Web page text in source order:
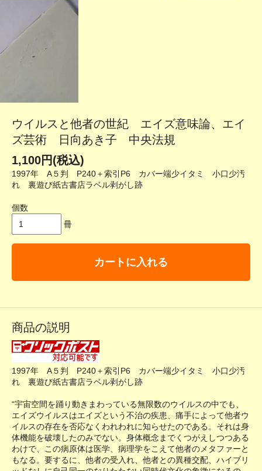
ウイルスと他者の世紀 エイズ意味論、エイ
ズ芸術 日向あき子 中央法規
1,100円(税込)
1997年 A５判 P240＋索引P6 カバー端少イタミ 小口少汚
れ 裏遊び紙古書店ラベル剥がし跡
個数
冊
カートに入れる
商品の説明
1997年 A５判 P240＋索引P6 カバー端少イタミ 小口少汚
れ 裏遊び紙古書店ラベル剥がし跡
“宇宙空間を踊り動きまわっている無限数のウイルスの中でも、
エイズウイルスはエイズという不治の疾患、痛手によって他者ウ
イルスの存在を否応なくわれわれに知らせたのである。それは身
体機能を破壊したのみでない。身体概念までくつがえしつつある
わけで、この病原体は医学、病理学をこえて他者のメタファーと
もなる。要するに、他者の受入れ、他者との異種交配、ハイブリ